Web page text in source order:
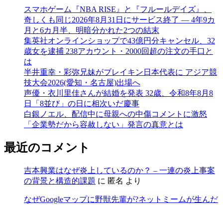
スマホゲーム『NBA RISE』と『フルールデイズ』、
奇しくも同じ2026年8月31日にサービス終了 ― 4年9カ
月と6カ月半、明暗分かれた2つの結末
集英社オンラインショップで43億円分キャンセル、32
歳女を逮捕 238アカウント・2000回超の注文の手口と
は
半井重幸・彩弥兄妹がブレイキン日本代表に アジア競
技大会2026(愛知・名古屋)出場へ
声優・衣川里佳さんが結婚を発表 32歳、令和8年8月8
日「8並び」の日に相次いだ慶事
白銀ノエル、配信中に母親への中傷コメントに激怒
「企業勢だから容赦しない」発言の真意とは
最近のコメント
吉本興業はなぜ炎上しているのか？ – 一連の炎上事案
の背景と構造的課題 に 匿名 より
なぜGoogleマップに野獣先輩が?ネットミームが生んだ